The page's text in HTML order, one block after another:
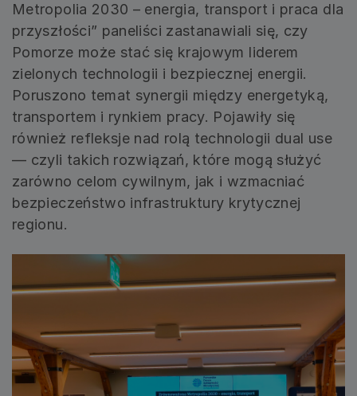
Metropolia 2030 – energia, transport i praca dla
przyszłości” paneliści zastanawiali się, czy
Pomorze może stać się krajowym liderem
zielonych technologii i bezpiecznej energii.
Poruszono temat synergii między energetyką,
transportem i rynkiem pracy. Pojawiły się
również refleksje nad rolą technologii dual use
— czyli takich rozwiązań, które mogą służyć
zarówno celom cywilnym, jak i wzmacniać
bezpieczeństwo infrastruktury krytycznej
regionu.